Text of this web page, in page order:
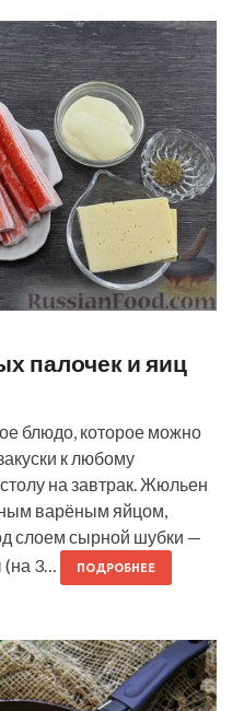
палочек и яиц
блюдо, которое можно
к любому
на завтрак. Жюльен
варёным яйцом,
слоем сырной шубки —
(на 3…
ПОДРОБНЕЕ